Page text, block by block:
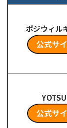
ポジウィル